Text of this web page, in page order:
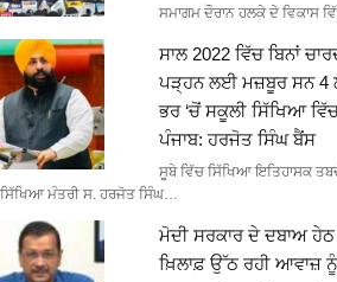
ਸਮਾਗਮ ਦੌਰਾਨ ਹਲਕੇ ਦੇ ਵਿਕਾਸ
ਸਾਲ 2022 ਵਿੱਚ ਬਿਨਾਂ
ਪੜ੍ਹਨ ਲਈ ਮਜ਼ਬੂਰ ਸਨ 4
ਭਰ ‘ਚੋਂ ਸਕੂਲੀ ਸਿੱਖਿਆ
ਪੰਜਾਬ: ਹਰਜੋਤ ਸਿੰਘ ਬੈਂਸ
ਸੂਬੇ ਵਿੱਚ ਸਿੱਖਿਆ ਇਤਿਹਾਸਕ
ਸਿੱਖਿਆ ਮੰਤਰੀ ਸ. ਹਰਜੋਤ ਸਿੰਘ…
ਮੋਦੀ ਸਰਕਾਰ ਦੇ ਦਬਾਅ
ਖ਼ਿਲਾਫ਼ ਉੱਠ ਰਹੀ ਆਵਾਜ਼ ਨੂੰ